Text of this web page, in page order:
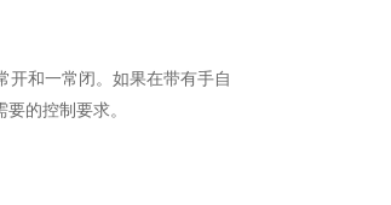
和一常闭。如果在带有手自
的控制要求。